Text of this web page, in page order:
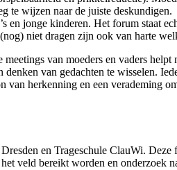
te wijzen naar de juiste deskundigen.
en jonge kinderen. Het forum staat
niet dragen zijn ook van harte
van moeders en vaders helpt
van gedachten te wisselen.
van herkenning en een verademing
en Trageschule ClauWi.
veld bereikt worden en onderzoek